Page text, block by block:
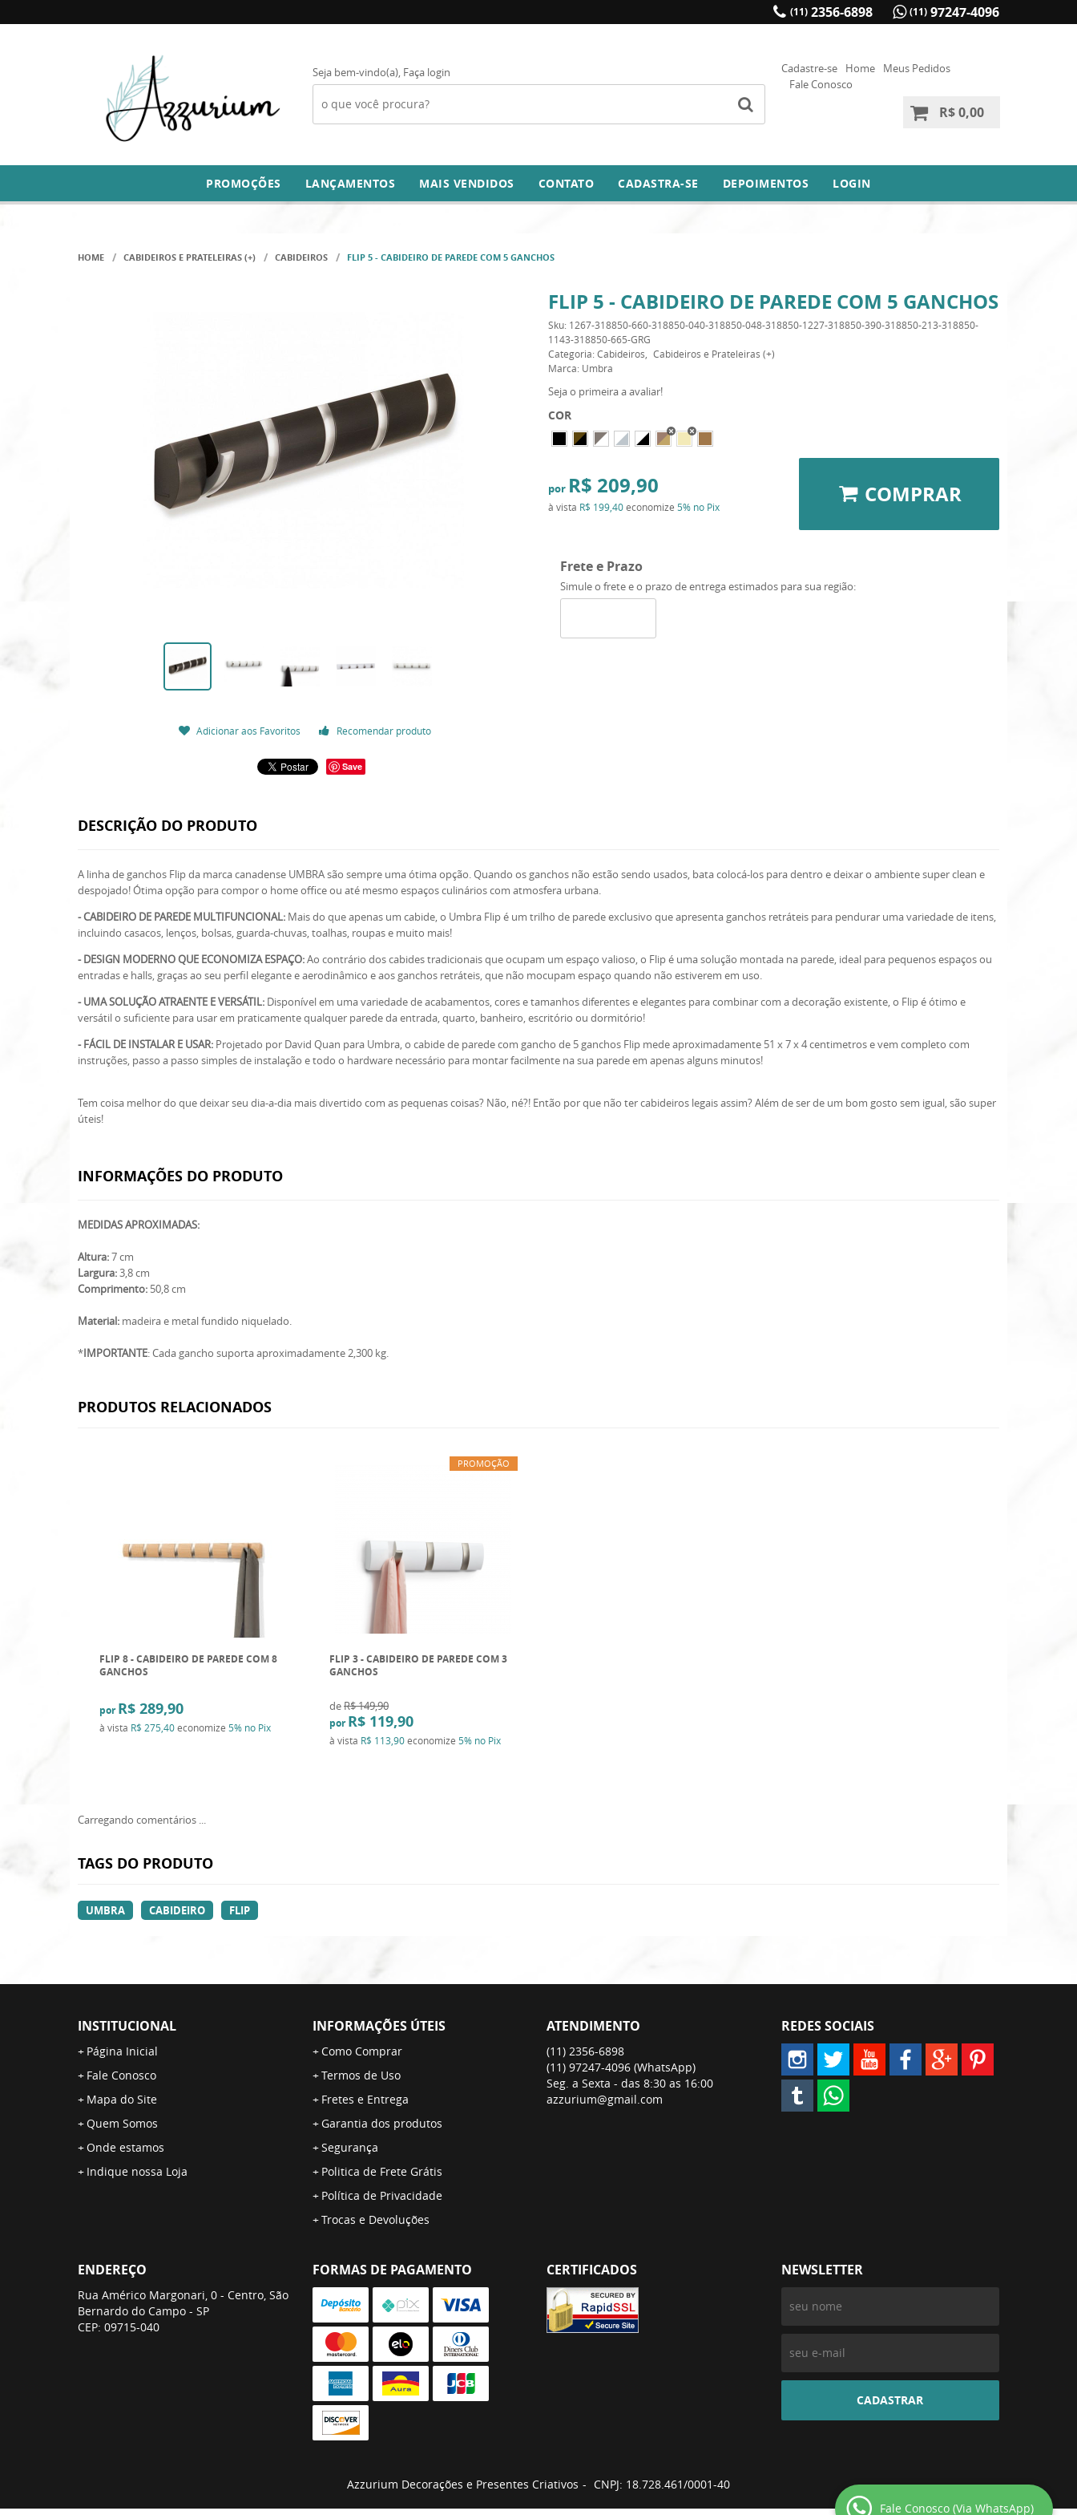
(11) 2356-6898 (11) 97247-4096
Seja bem-vindo(a), Faça login Cadastre-se Home
Meus Pedidos
Fale Conosco
R$ 0,00
PROMOÇÕES LANÇAMENTOS MAIS VENDIDOS CONTATO CADASTRA-SE DEPOIMENTOS LOGIN
HOME CABIDEIROS E PRATELEIRAS (+) CABIDEIROS FLIP 5 - CABIDEIRO DE PAREDE COM 5 GANCHOS
Adicionar aos Favoritos Recomendar produto
Save
FLIP 5 - CABIDEIRO DE PAREDE COM 5 GANCHOS
Sku: 1267-318850-660-318850-040-318850-048-318850-1227-318850-390-318850-213-318850-
1143-318850-665-GRG
Categoria: Cabideiros
Cabideiros e Prateleiras (+)
Marca: Umbra
Seja o primeira a avaliar!
COR
por R$ 209,90
à vista R$ 199,40economize 5% no Pix COMPRAR
Frete e Prazo
Simule o frete e o prazo de entrega estimados para sua região:
DESCRIÇÃO DO PRODUTO
A linha de ganchos Flip da marca canadense UMBRA são sempre uma ótima opção. Quando os ganchos não estão sendo usados, bata colocá-los para dentro e deixar o ambiente super clean e
despojado! Ótima opção para compor o home office ou até mesmo espaços culinários com atmosfera urbana.
- CABIDEIRO DE PAREDE MULTIFUNCIONAL: Mais do que apenas um cabide, o Umbra Flip é um trilho de parede exclusivo que apresenta ganchos retráteis para pendurar uma variedade de itens,
incluindo casacos, lenços, bolsas, guarda-chuvas, toalhas, roupas e muito mais!
- DESIGN MODERNO QUE ECONOMIZA ESPAÇO:Ao contrário dos cabides tradicionais que ocupam um espaço valioso, o Flip é uma solução montada na parede, ideal para pequenos espaços ou
entradas e halls, graças ao seu perfil elegante e aerodinâmico e aos ganchos retráteis, que não mocupam espaço quando não estiverem em uso.
- UMA SOLUÇÃO ATRAENTE E VERSÁTIL: Disponível em uma variedade de acabamentos, cores e tamanhos diferentes e elegantes para combinar com a decoração existente, o Flip é ótimo e
versátil o suficiente para usar em praticamente qualquer parede da entrada, quarto, banheiro, escritório ou dormitório!
- FÁCIL DE INSTALAR E USAR: Projetado por David Quan para Umbra, o cabide de parede com gancho de 5 ganchos Flip mede aproximadamente 51 x 7 x 4 centimetros e vem completo com
instruções, passo a passo simples de instalação e todo o hardware necessário para montar facilmente na sua parede em apenas alguns minutos!
Tem coisa melhor do que deixar seu dia-a-dia mais divertido com as pequenas coisas? Não, né?! Então por que não ter cabideiros legais assim? Além de ser de um bom gosto sem igual, são super
úteis!
INFORMAÇÕES DO PRODUTO
MEDIDAS APROXIMADAS:
Altura:7 cm
Largura:3,8 cm
Comprimento: 50,8 cm
Material: madeira e metal fundido niquelado.
*IMPORTANTE: Cada gancho suporta aproximadamente 2,300 kg.
PRODUTOS RELACIONADOS
FLIP 8 - CABIDEIRO DE PAREDE COM 8
GANCHOS
por R$ 289,90
à vista R$ 275,40economize 5% no Pix
PROMOÇÃO
FLIP 3 - CABIDEIRO DE PAREDE COM 3
GANCHOS
deR$ 149,90
por R$ 119,90
à vista R$ 113,90economize 5% no Pix
Carregando comentários ...
TAGS DO PRODUTO
UMBRA CABIDEIRO FLIP
INSTITUCIONAL
Página Inicial
Fale Conosco
Mapa do Site
Quem Somos
Onde estamos
Indique nossa Loja
INFORMAÇÕES ÚTEIS
Como Comprar
Termos de Uso
Fretes e Entrega
Garantia dos produtos
Segurança
Politica de Frete Grátis
Política de Privacidade
Trocas e Devoluções
ATENDIMENTO
(11) 2356-6898
(11) 97247-4096 (WhatsApp)
Seg. a Sexta - das 8:30 as 16:00
azzurium@gmail.com
REDES SOCIAIS
ENDEREÇO
Rua Américo Margonari, 0 - Centro, São
Bernardo do Campo - SP
CEP: 09715-040
FORMAS DE PAGAMENTO CERTIFICADOS NEWSLETTER
CADASTRAR
Azzurium Decorações e Presentes Criativos
CNPJ: 18.728.461/0001-40
Fale Conosco (Via WhatsApp)